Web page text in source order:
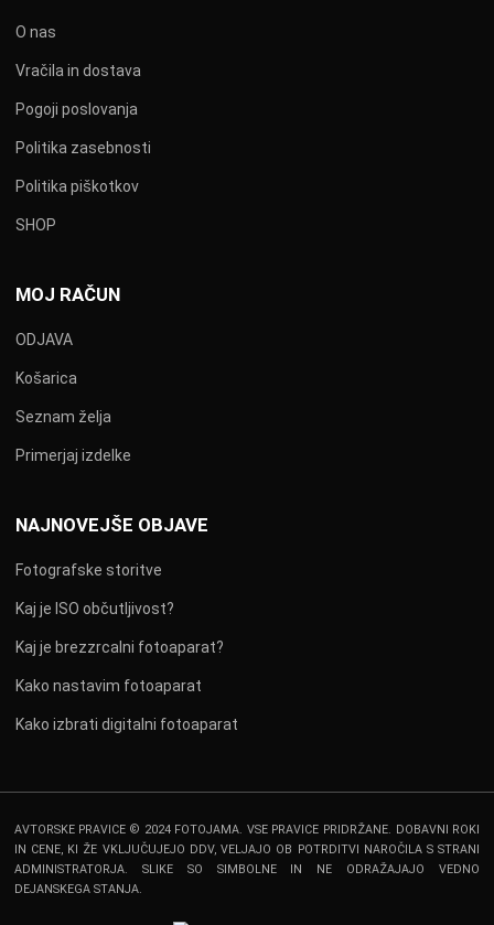
O nas
Vračila in dostava
Pogoji poslovanja
Politika zasebnosti
Politika piškotkov
SHOP
MOJ RAČUN
ODJAVA
Košarica
Seznam želja
Primerjaj izdelke
NAJNOVEJŠE OBJAVE
Fotografske storitve
Kaj je ISO občutljivost?
Kaj je brezzrcalni fotoaparat?
Kako nastavim fotoaparat
Kako izbrati digitalni fotoaparat
AVTORSKE PRAVICE © 2024 FOTOJAMA. VSE PRAVICE PRIDRŽANE. DOBAVNI ROKI
IN CENE, KI ŽE VKLJUČUJEJO DDV, VELJAJO OB POTRDITVI NAROČILA S STRANI
ADMINISTRATORJA. SLIKE SO SIMBOLNE IN NE ODRAŽAJAJO VEDNO
DEJANSKEGA STANJA.